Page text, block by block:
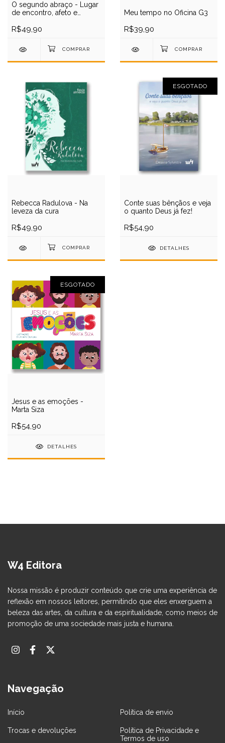
O segundo abraço - Lugar
de encontro, afeto e
R$49,90
Meu tempo no Oficina G3
R$39,90
Rebecca Radulova - Na
leveza da cura
R$49,90
ESGOTADO
Conte suas bênçãos e veja
o quanto Deus já fez!
R$54,90
DETALHES
ESGOTADO
Jesus e as emoções -
Marta Siza
R$54,90
DETALHES
W4 Editora
Nossa missão é produzir conteúdo que crie uma experiência de
reflexão em nossos leitores, permitindo que eles enxerguem a
beleza das artes, da cultura e da espiritualidade, como meios de
promoção de uma sociedade mais justa e humana.
Navegação
Início Política de envio
Trocas e devoluções
Política de Privacidade e
Termos de uso